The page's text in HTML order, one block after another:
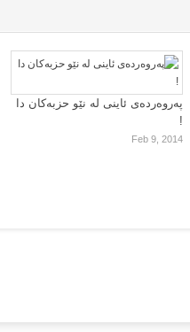
پەروەردەی ئاینی لە نێو حزبەکان دا
!
Feb 9, 2014